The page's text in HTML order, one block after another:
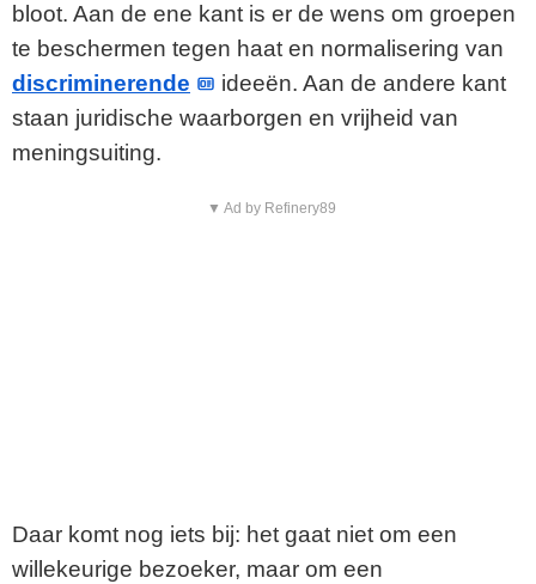
bloot. Aan de ene kant is er de wens om groepen
te beschermen tegen haat en normalisering van
discriminerende
ideeën. Aan de andere kant
staan juridische waarborgen en vrijheid van
meningsuiting.
▼ Ad by Refinery89
Daar komt nog iets bij: het gaat niet om een
willekeurige bezoeker, maar om een